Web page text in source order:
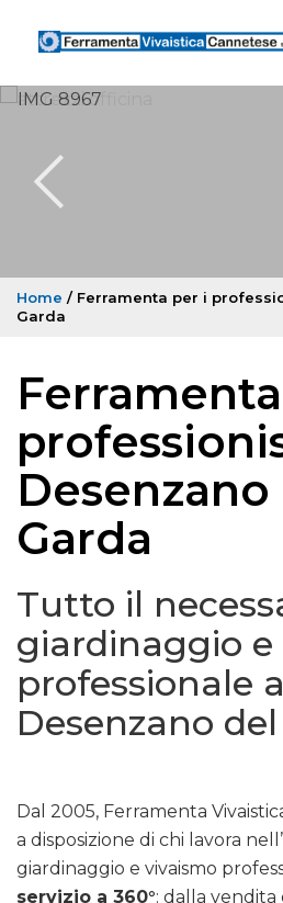
Home / Ferramenta per i
Garda
Desenzano
Garda
Tutto il
giardinaggio e
professionale a
Desenzano
Dal 2005, Ferramenta
a disposizione di chi lavora
giardinaggio e vivaismo
servizio a 360°: dalla